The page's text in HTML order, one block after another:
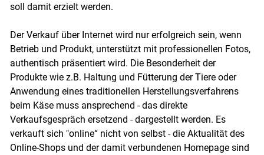
soll damit erzielt werden.
Der Verkauf über Internet wird nur erfolgreich sein, wenn
Betrieb und Produkt, unterstützt mit professionellen Fotos,
authentisch präsentiert wird. Die Besonderheit der
Produkte wie z.B. Haltung und Fütterung der Tiere oder
Anwendung eines traditionellen Herstellungsverfahrens
beim Käse muss ansprechend - das direkte
Verkaufsgespräch ersetzend - dargestellt werden. Es
verkauft sich "online“ nicht von selbst - die Aktualität des
Online-Shops und der damit verbundenen Homepage sind